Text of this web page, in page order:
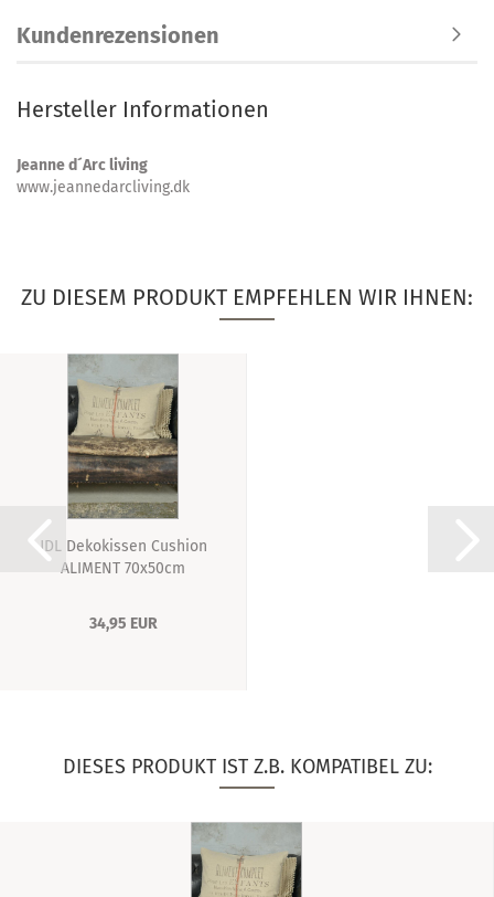
Kundenrezensionen
Hersteller Informationen
Jeanne d´Arc living
www.jeannedarcliving.dk
ZU DIESEM PRODUKT EMPFEHLEN WIR IHNEN:
JDL Dekokissen Cushion
ALIMENT 70x50cm
34,95 EUR
DIESES PRODUKT IST Z.B. KOMPATIBEL ZU: